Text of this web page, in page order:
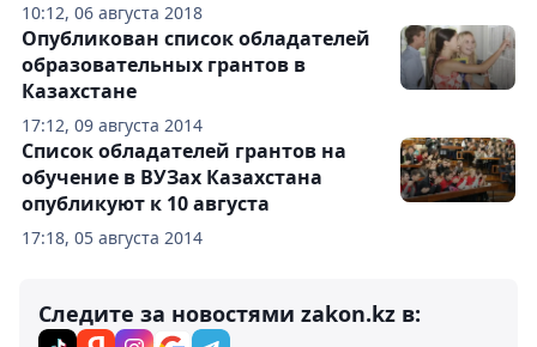
10:12, 06 августа 2018
17:12, 09 августа 2014
Опубликован список обладателей
образовательных грантов в
Казахстане
17:18, 05 августа 2014
Список обладателей грантов на
обучение в ВУЗах Казахстана
опубликуют к 10 августа
Следите за новостями zakon.kz в: